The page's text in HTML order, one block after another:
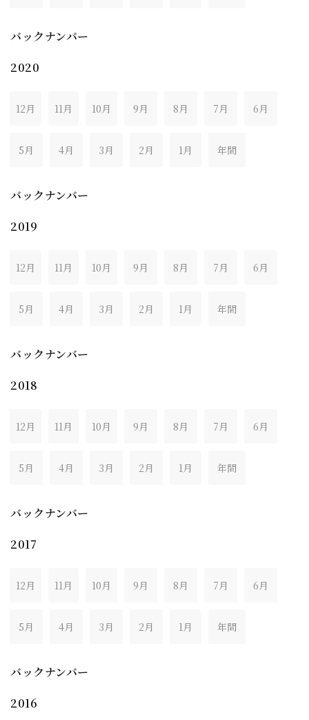
バックナンバー
2020
12月 11月 10月 9月 8月 7月 6月
5月 4月 3月 2月 1月 年間
バックナンバー
2019
12月 11月 10月 9月 8月 7月 6月
5月 4月 3月 2月 1月 年間
バックナンバー
2018
12月 11月 10月 9月 8月 7月 6月
5月 4月 3月 2月 1月 年間
バックナンバー
2017
12月 11月 10月 9月 8月 7月 6月
5月 4月 3月 2月 1月 年間
バックナンバー
2016